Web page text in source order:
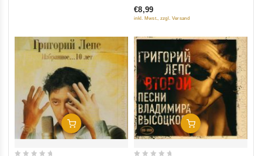
видеоклипов
€8,99
inkl. Mwst., zzgl. Versand
Добавить В Корзину Добавить В Корзину